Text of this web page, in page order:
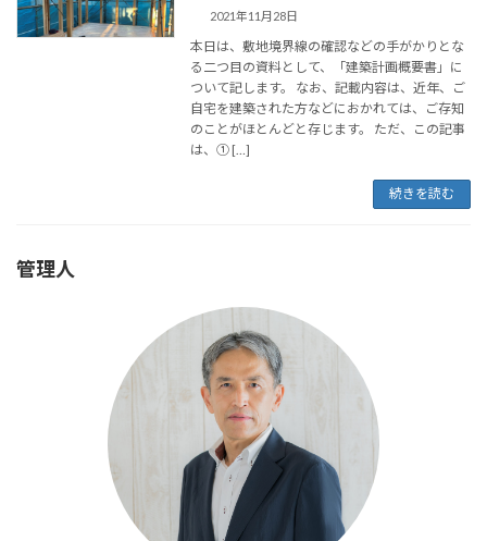
2021年11月28日
本日は、敷地境界線の確認などの手がかりとな
る二つ目の資料として、「建築計画概要書」に
ついて記します。 なお、記載内容は、近年、ご
自宅を建築された方などにおかれては、ご存知
のことがほとんどと存じます。 ただ、この記事
は、① […]
続きを読む
管理人